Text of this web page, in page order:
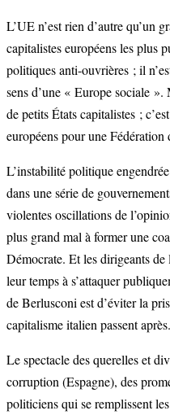
L’UE n’est rien d’autre qu’un
capitalistes européens les plus
politiques anti-ouvrières ; il
sens d’une « Europe sociale ».
de petits États capitalistes ;
européens pour une Fédération
L’instabilité politique
dans une série de
violentes oscillations de
plus grand mal à former une
Démocrate. Et les dirigeants
leur temps à s’attaquer
de Berlusconi est d’éviter la
capitalisme italien passent après.
Le spectacle des querelles et
corruption (Espagne), des
politiciens qui se remplissent